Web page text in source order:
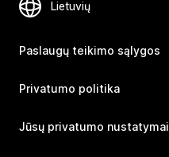
Paslaugų teikimo sąlygos
Privatumo politika
Jūsų privatumo nustatymai